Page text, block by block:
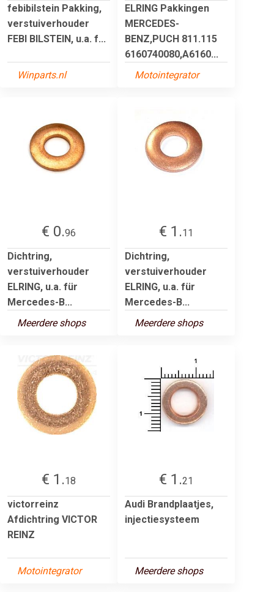
febibilstein Pakking,
verstuiverhouder
FEBI BILSTEIN, u.a. f...
Winparts.nl
ELRING Pakkingen
MERCEDES-
BENZ,PUCH 811.115
6160740080,A6160...
Motointegrator
€ 0.96
Dichtring,
verstuiverhouder
ELRING, u.a. für
Mercedes-B...
Meerdere shops
€ 1.11
Dichtring,
verstuiverhouder
ELRING, u.a. für
Mercedes-B...
Meerdere shops
€ 1.18
victorreinz
Afdichtring VICTOR
REINZ
Motointegrator
€ 1.21
Audi Brandplaatjes,
injectiesysteem
Meerdere shops